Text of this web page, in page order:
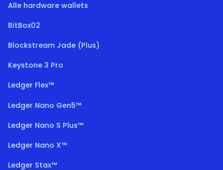
Alle hardware wallets
BitBox02
Blockstream Jade (Plus)
Keystone 3 Pro
Ledger Flex™
Ledger Nano Gen5™
Ledger Nano S Plus™
Ledger Nano X™
Ledger Stax™